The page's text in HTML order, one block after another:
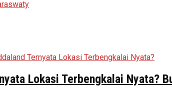
Lokasi Terbengkalai Nyata?